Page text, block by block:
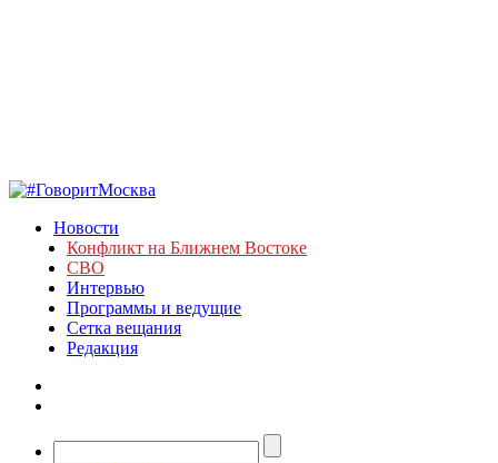
Новости
Конфликт на Ближнем Востоке
СВО
Интервью
Программы и ведущие
Сетка вещания
Редакция